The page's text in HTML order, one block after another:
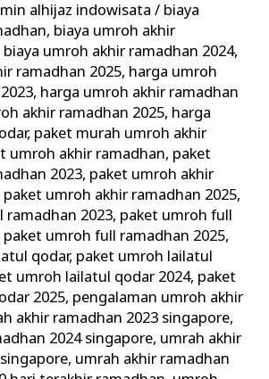
alhijaz indowisata/ biaya
, biaya umroh akhir
biaya umroh akhir ramadhan 2024,
ramadhan 2025, harga umroh
, harga umroh akhir ramadhan
akhir ramadhan 2025, harga
, paket murah umroh akhir
umroh akhir ramadhan, paket
2023, paket umroh akhir
paket umroh akhir ramadhan 2025,
2023, paket umroh full
paket umroh full ramadhan 2025,
qodar, paket umroh lailatul
umroh lailatul qodar 2024, paket
2025, pengalaman umroh akhir
akhir ramadhan 2023 singapore,
2024 singapore, umrah akhir
, umrah akhir ramadhan